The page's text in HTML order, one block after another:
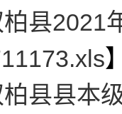
柏县2021
县县本